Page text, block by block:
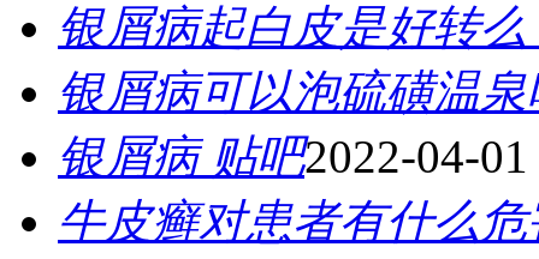
银屑病起白皮是好转么
银屑病可以泡硫磺温泉
银屑病 贴吧2022-04-01
牛皮癣对患者有什么